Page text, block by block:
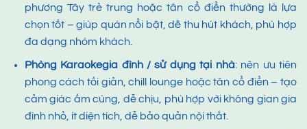
phương Tây trẻ trung hoặc tân cổ điển thường là lựa
chọn tốt – giúp quán nổi bật, dễ thu hút khách, phù hợp
đa dạng nhóm khách.
Phòng Karaokegia đình / sử dụng tại nhà: nên ưu tiên
phong cách tối giản, chill lounge hoặc tân cổ điển – tạo
cảm giác ấm cúng, dễ chịu, phù hợp với không gian gia
đình nhỏ, ít diện tích, dễ bảo quản nội thất.